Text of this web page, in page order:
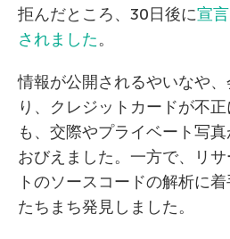
拒んだところ、30日後に宣
されました。
情報が公開されるやいなや
り、クレジットカードが不
も、交際やプライベート写
おびえました。一方で、リ
トのソースコードの解析に
たちまち発見しました。